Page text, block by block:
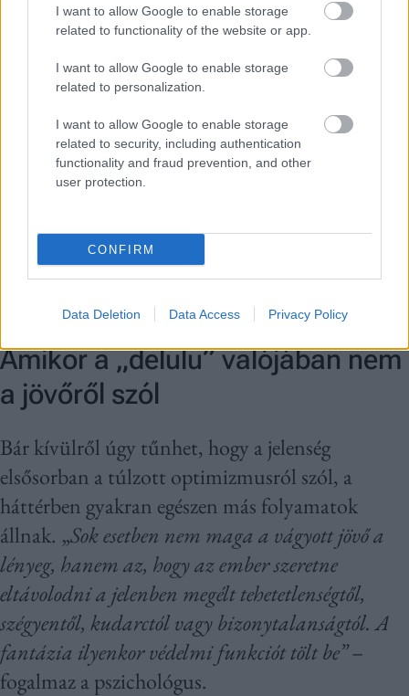
I want to allow Google to enable storage
related to functionality of the website or app.
I want to allow Google to enable storage
related to personalization.
I want to allow Google to enable storage
related to security, including authentication
functionality and fraud prevention, and other
user protection.
CONFIRM
Data Deletion Data Access Privacy Policy
Ez az oka annak, hogy nem látod tisztán,
Amikor a „delulu” valójában nem
a jövőről szól
Bár kívülről úgy tűnhet, hogy a jelenség
elsősorban a túlzott optimizmusról szól, a
háttérben gyakran egészen más folyamatok
állnak. „Sok esetben nem maga a vágyott jövő a
lényeg, hanem az, hogy az ember szeretne
eltávolodni a jelenben megélt tehetetlenségtől,
szégyentől, kudarctól vagy bizonytalanságtól. A
fantázia ilyenkor védelmi funkciót tölt be”–
fogalmaz a pszichológus.